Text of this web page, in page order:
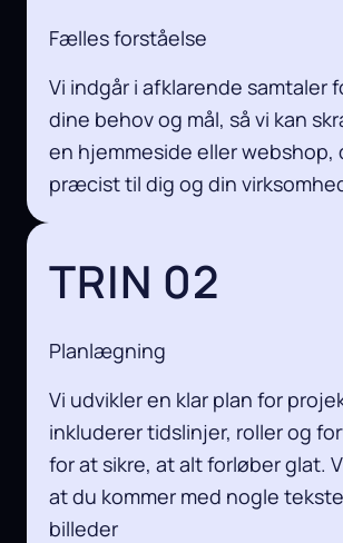
Fælles forståelse
Vi indgår i afklarende samtaler
dine behov og mål, så vi kan
en hjemmeside eller webshop,
præcist til dig og din
TRIN 02
Planlægning
Vi udvikler en klar plan for
inkluderer tidslinjer, roller og
for at sikre, at alt forløber glat.
at du kommer med nogle
billeder